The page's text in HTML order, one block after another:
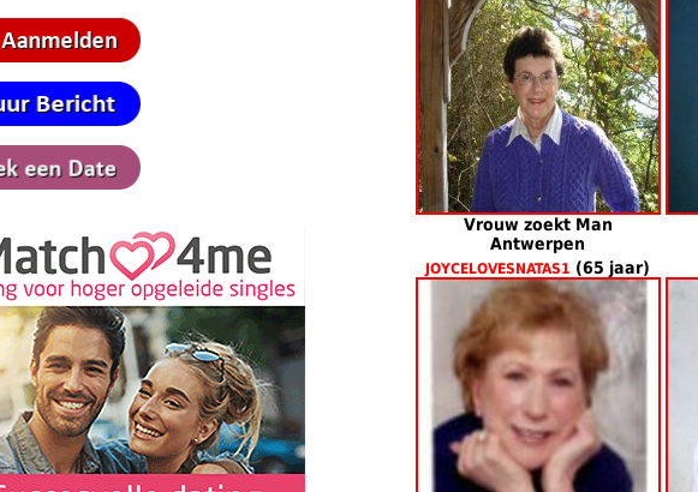
Vrouw zoekt Man
Antwerpen
JOYCELOVESNATAS1 (65 jaar)